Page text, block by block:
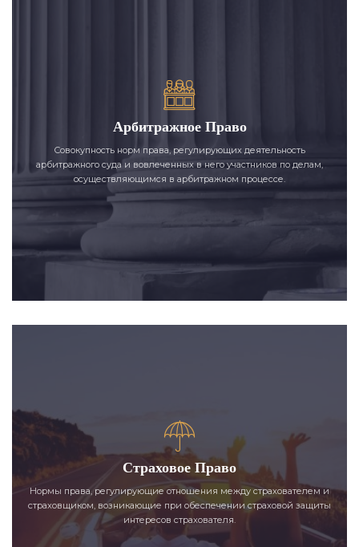
Арбитражное Право
Совокупность норм права, регулирующих деятельность
арбитражного суда и вовлеченных в него участников по делам,
осуществляющимся в арбитражном процессе.
Страховое Право
Нормы права, регулирующие отношения между страхователем и
страховщиком, возникающие при обеспечении страховой защиты
интересов страхователя.